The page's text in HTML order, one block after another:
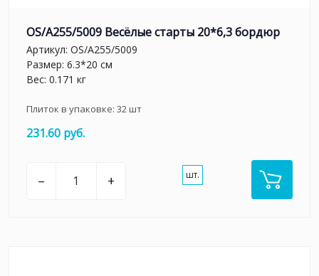
OS/A255/5009 Весёлые старты 20*6,3 бордюр
Артикул: OS/A255/5009
Размер: 6.3*20 см
Вес: 0.171 кг
Плиток в упаковке: 32шт
231.60 руб.
– + шт.